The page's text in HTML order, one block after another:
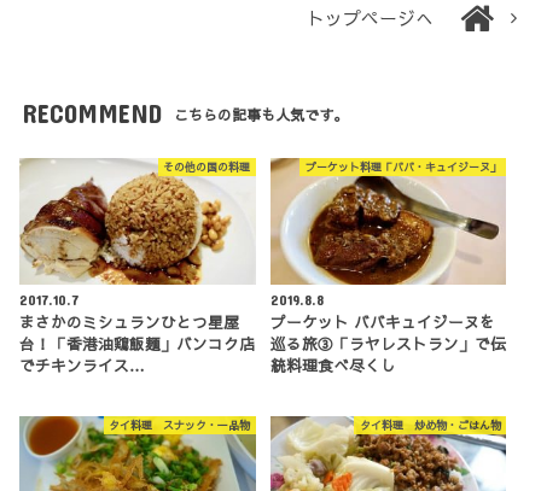
トップページへ
RECOMMEND こちらの記事も人気です。
その他の国の料理
2017.10.7
まさかのミシュランひとつ星屋
台！「香港油鶏飯麺」バンコク店
でチキンライス…
プーケット料理「ババ・キュイジーヌ」
2019.8.8
プーケット ババキュイジーヌを
巡る旅③「ラヤレストラン」で伝
統料理食べ尽くし
タイ料理 スナック・一品物 タイ料理 炒め物・ごはん物